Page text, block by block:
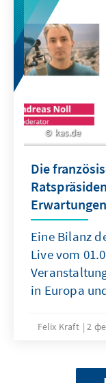
kas.de
Die
Erwartungen
Eine Bilanz
Live vom
in Europa
Felix Kraft 2